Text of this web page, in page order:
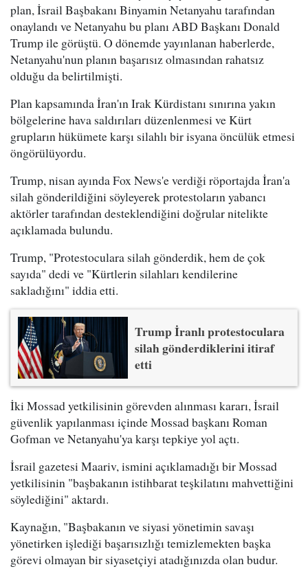
plan, İsrail Başbakanı Binyamin Netanyahu tarafından
onaylandı ve Netanyahu bu planı ABD Başkanı Donald
Trump ile görüştü. O dönemde yayınlanan haberlerde,
Netanyahu'nun planın başarısız olmasından rahatsız
olduğu da belirtilmişti.
Plan kapsamında İran'ın Irak Kürdistanı sınırına yakın
bölgelerine hava saldırıları düzenlenmesi ve Kürt
grupların hükümete karşı silahlı bir isyana öncülük etmesi
öngörülüyordu.
Trump, nisan ayında Fox News'e verdiği röportajda İran'a
silah gönderildiğini söyleyerek protestoların yabancı
aktörler tarafından desteklendiğini doğrular nitelikte
açıklamada bulundu.
Trump, "Protestoculara silah gönderdik, hem de çok
sayıda" dedi ve "Kürtlerin silahları kendilerine
sakladığını" iddia etti.
Trump İranlı protestoculara
silah gönderdiklerini itiraf
etti
İki Mossad yetkilisinin görevden alınması kararı, İsrail
güvenlik yapılanması içinde Mossad başkanı Roman
Gofman ve Netanyahu'ya karşı tepkiye yol açtı.
İsrail gazetesi Maariv, ismini açıklamadığı bir Mossad
yetkilisinin "başbakanın istihbarat teşkilatını mahvettiğini
söylediğini" aktardı.
Kaynağın, "Başbakanın ve siyasi yönetimin savaşı
yönetirken işlediği başarısızlığı temizlemekten başka
görevi olmayan bir siyasetçiyi atadığınızda olan budur.